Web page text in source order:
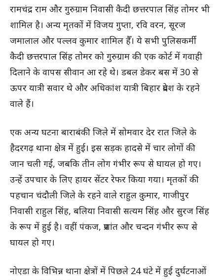
रामचंद्र राम और गुरुग्राम निवासी कैदी छत्तरपाल सिंह तोमर भी
शामिल है। अन्य मृतकों में विजय गुप्ता, रवि वरन, सूरज
जमालाल और पल्लव कुमार शामिल हैँ। ये सभी पुलिसकर्मी
कैदी छत्तरपाल सिंह ताेमर को गुरुग्राम की एक काेर्ट में गवाही
दिलाने के वापस सीवान आ रहे थे। डबल डेकर बस में 30 से
ऊपर यात्री सवार थे और अधिकांश यात्री बिहार प्रदेश के रहने
वाले हैं।
एक अन्य घटना बाराबंकी जिले में सोमवार देर रात जिले के
हैदरगढ़ थाना क्षेत्र में हुई। इस सड़क हादसे में चार लोगों की
जान चली गई, जबकि तीन लोग गंभीर रूप से घायल हो गए।
उन्हें उपचार के लिए हायर सेंटर रेफर किया गया। मृतकों की
पहचान चंदौली जिले के रहने वाले राहुल कुमार, गाजीपुर
निवासी राहुल सिंह, बलिया निवासी सत्यम सिंह और सुरज सिंह
के रूप में हुई है। वहीं पंकज, प्रशांत और चन्दन गंभीर रूप से
घायल हो गए।
नाेएडा के विभिन्न थाना क्षेत्राें में पिछले 24 घंटे में हुई दुर्घटनाओं